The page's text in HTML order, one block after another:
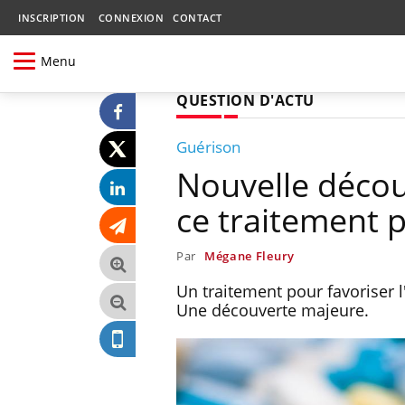
INSCRIPTION CONNEXION CONTACT
Menu
QUESTION D'ACTU
Guérison
Nouvelle
ce traitement
Par Mégane Fleury
Un traitement pour favoriser
Une découverte majeure.